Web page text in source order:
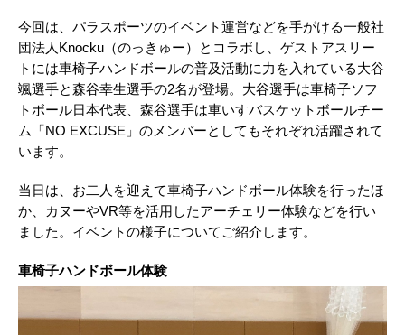
今回は、パラスポーツのイベント運営などを手がける一般社
団法人Knocku（のっきゅー）とコラボし、ゲストアスリー
トには車椅子ハンドボールの普及活動に力を入れている大谷
颯選手と森谷幸生選手の2名が登場。大谷選手は車椅子ソフ
トボール日本代表、森谷選手は車いすバスケットボールチー
ム「NO EXCUSE」のメンバーとしてもそれぞれ活躍されて
います。
当日は、お二人を迎えて車椅子ハンドボール体験を行ったほ
か、カヌーやVR等を活用したアーチェリー体験などを行い
ました。イベントの様子についてご紹介します。
車椅子ハンドボール体験